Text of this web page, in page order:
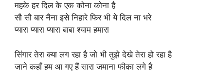
महके हर दिल के एक कोना कोना है
सौ सौ बार नैना इसे निहारे फिर भी ये दिल ना भरे
प्यारा प्यारा प्यारा बाबा श्याम हमारा
सिंगार तेरा क्या लग रहा है जो भी तुझे देखे तेरा हो रहा है
जाने कहाँ हम आ गए हैं सारा जमाना फीका लगे है